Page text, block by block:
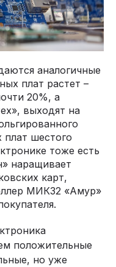
аналогичные
плат растет –
20%, а
выходят на
плат шестого
тоже есть
наращивает
карт,
МИК32 «Амур»
положительные
но уже